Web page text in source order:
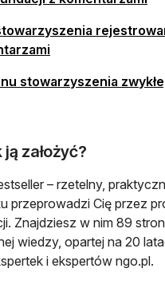
stowarzyszenia
założyć?
– rzetelny,
przeprowadzi Cię przez
Znajdziesz w nim 89 stron
wiedzy, opartej na 20
i ekspertów ngo.pl.